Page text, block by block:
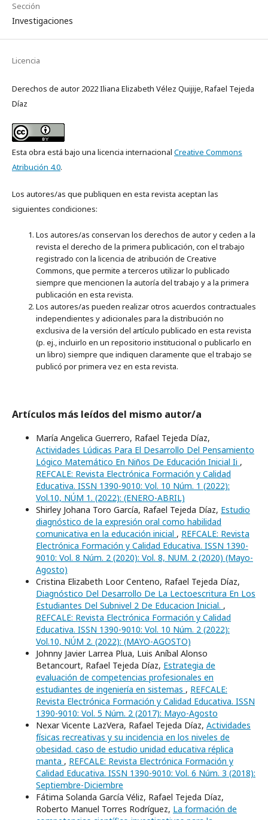
Sección
Investigaciones
Licencia
Derechos de autor 2022 Iliana Elizabeth Vélez Quijije, Rafael Tejeda
Díaz
Esta obra está bajo una licencia internacional Creative Commons
Atribución 4.0.
Los autores/as que publiquen en esta revista aceptan las
siguientes condiciones:
Los autores/as conservan los derechos de autor y ceden a la
revista el derecho de la primera publicación, con el trabajo
registrado con la licencia de atribución de Creative
Commons, que permite a terceros utilizar lo publicado
siempre que mencionen la autoría del trabajo y a la primera
publicación en esta revista.
Los autores/as pueden realizar otros acuerdos contractuales
independientes y adicionales para la distribución no
exclusiva de la versión del artículo publicado en esta revista
(p. ej., incluirlo en un repositorio institucional o publicarlo en
un libro) siempre que indiquen claramente que el trabajo se
publicó por primera vez en esta revista.
Artículos más leídos del mismo autor/a
María Angelica Guerrero, Rafael Tejeda Díaz,
Actividades Lúdicas Para El Desarrollo Del Pensamiento
Lógico Matemático En Niños De Educación Inicial Ii ,
REFCALE: Revista Electrónica Formación y Calidad
Educativa. ISSN 1390-9010: Vol. 10 Núm. 1 (2022):
Vol.10, NÚM 1. (2022): (ENERO-ABRIL)
Shirley Johana Toro García, Rafael Tejeda Díaz, Estudio
diagnóstico de la expresión oral como habilidad
comunicativa en la educación inicial , REFCALE: Revista
Electrónica Formación y Calidad Educativa. ISSN 1390-
9010: Vol. 8 Núm. 2 (2020): Vol. 8, NUM. 2 (2020) (Mayo-
Agosto)
Cristina Elizabeth Loor Centeno, Rafael Tejeda Díaz,
Diagnóstico Del Desarrollo De La Lectoescritura En Los
Estudiantes Del Subnivel 2 De Educacion Inicial. ,
REFCALE: Revista Electrónica Formación y Calidad
Educativa. ISSN 1390-9010: Vol. 10 Núm. 2 (2022):
Vol.10, NÚM 2. (2022): (MAYO-AGOSTO)
Johnny Javier Larrea Plua, Luis Aníbal Alonso
Betancourt, Rafael Tejeda Díaz, Estrategia de
evaluación de competencias profesionales en
estudiantes de ingeniería en sistemas , REFCALE:
Revista Electrónica Formación y Calidad Educativa. ISSN
1390-9010: Vol. 5 Núm. 2 (2017): Mayo-Agosto
Nexar Vicente LazVera, Rafael Tejeda Díaz, Actividades
físicas recreativas y su incidencia en los niveles de
obesidad. caso de estudio unidad educativa réplica
manta , REFCALE: Revista Electrónica Formación y
Calidad Educativa. ISSN 1390-9010: Vol. 6 Núm. 3 (2018):
Septiembre-Diciembre
Fátima Solanda García Véliz, Rafael Tejeda Díaz,
Roberto Manuel Torres Rodríguez, La formación de